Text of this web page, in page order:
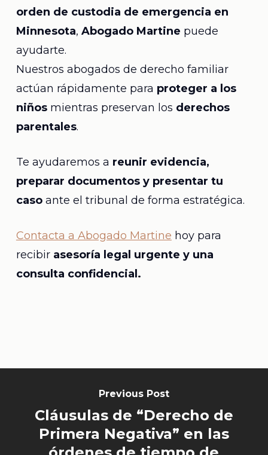
orden de custodia de emergencia en
Minnesota, Abogado Martine puede
ayudarte.
Nuestros abogados de derecho familiar
actúan rápidamente para proteger a los
niñosmientras preservan los derechos
parentales.
Te ayudaremos a reunir evidencia,
preparar documentos y presentar tu
casoante el tribunal de forma estratégica.
Contacta a Abogado Martine hoy para
recibir asesoría legal urgente y una
consulta confidencial.
Previous Post
Cláusulas de “Derecho de
Primera Negativa” en las